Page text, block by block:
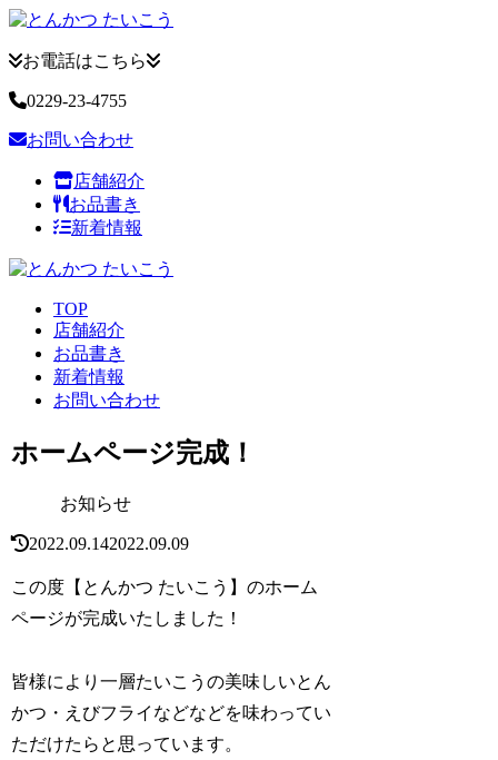
お電話はこちら
0229-23-4755
お問い合わせ
店舗紹介
お品書き
新着情報
TOP
店舗紹介
お品書き
新着情報
お問い合わせ
ホームページ完成！
お知らせ
2022.09.142022.09.09
この度【とんかつ たいこう】のホーム
ページが完成いたしました！
皆様により一層たいこうの美味しいとん
かつ・えびフライなどなどを味わってい
ただけたらと思っています。